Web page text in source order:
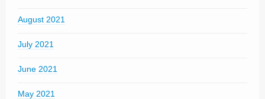
August 2021
July 2021
June 2021
May 2021